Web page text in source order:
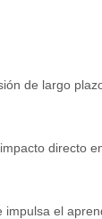
de largo
directo
el